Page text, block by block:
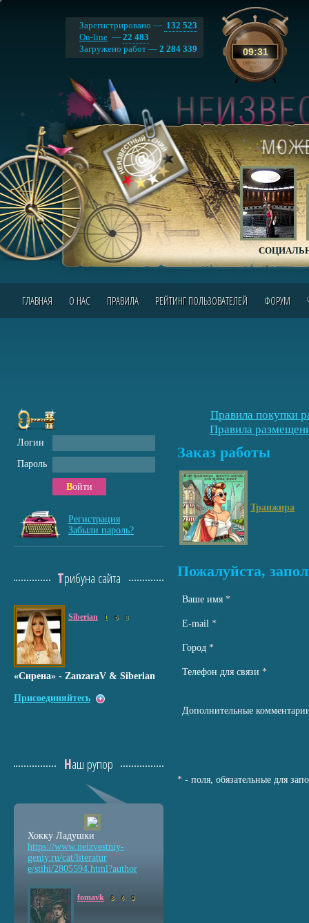
09:31
Зарегистрировано — 132 523
On-line — 22 483
Загружено работ — 2 284 339
ГЛАВНАЯ О НАС ПРАВИЛА РЕЙТИНГ ПОЛЬЗОВАТЕЛЕЙ ФОРУМ
Правила покупки
Правила
Заказ работы
Транжира
Пожалуйста,
Ваше имя *
Е-mail *
Город *
Телефон для связи *
Дополнительные
* - поля, обязательные для
Логин
Пароль
Войти
Регистрация
Забыли пароль?
Трибуна сайта
Siberian 1 6 8
«Сирена» - ZanzaraV & Siberian
Присоединяйтесь
Наш рупор
Хокку Ладушки
https://www.neizvestniy-
geniy.ru/cat/literatur
e/stihi/2805594.html?author
fomavk 8 4 9